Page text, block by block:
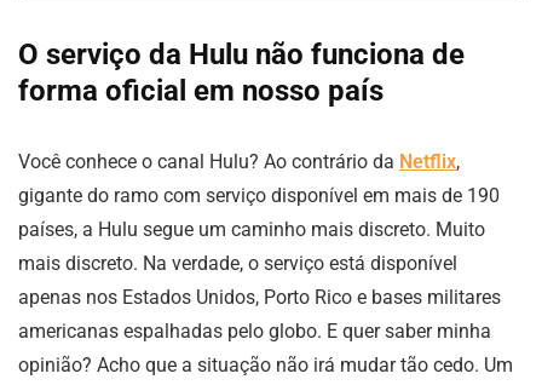
O serviço da Hulu não funciona de
forma oficial em nosso país
Você conhece o canal Hulu? Ao contrário da Netflix,
gigante do ramo com serviço disponível em mais de 190
países, a Hulu segue um caminho mais discreto. Muito
mais discreto. Na verdade, o serviço está disponível
apenas nos Estados Unidos, Porto Rico e bases militares
americanas espalhadas pelo globo. E quer saber minha
opinião? Acho que a situação não irá mudar tão cedo. Um